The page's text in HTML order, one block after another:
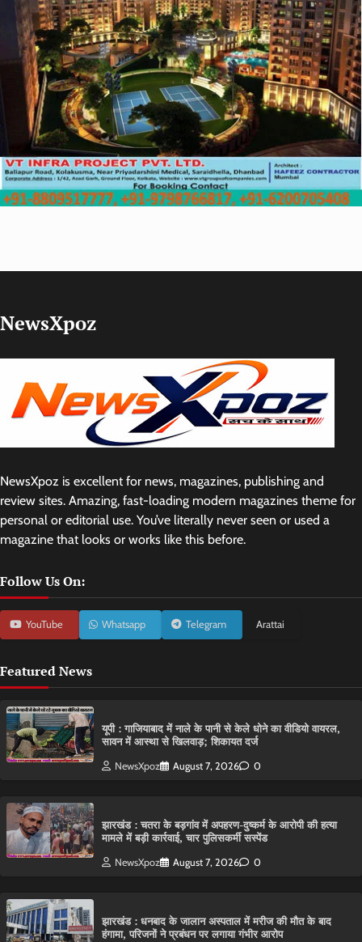
NewsXpoz
NewsXpoz is excellent for news, magazines, publishing and
review sites. Amazing, fast-loading modern magazines theme for
personal or editorial use. You’ve literally never seen or used a
magazine that looks or works like this before.
Follow Us On:
YouTube Whatsapp Telegram Arattai
Featured News
यूपी : गाजियाबाद में नाले के पानी से केले धोने का वीडियो वायरल,
सावन में आस्था से खिलवाड़; शिकायत दर्ज
NewsXpoz August 7, 2026 0
झारखंड : चतरा के बड़गांव में अपहरण-दुष्कर्म के आरोपी की हत्या
मामले में बड़ी कार्रवाई, चार पुलिसकर्मी सस्पेंड
NewsXpoz August 7, 2026 0
झारखंड : धनबाद के जालान अस्पताल में मरीज की मौत के बाद
हंगामा, परिजनों ने प्रबंधन पर लगाया गंभीर आरोप